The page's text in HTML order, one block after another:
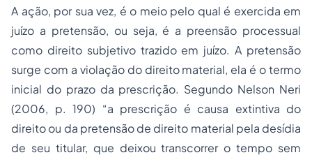
A ação, por sua vez, é o meio pelo qual é exercida em
juízo a pretensão, ou seja, é a preensão processual
como direito subjetivo trazido em juízo. A pretensão
surge com a violação do direito material, ela é o termo
inicial do prazo da prescrição. Segundo Nelson Neri
(2006, p. 190) “a prescrição é causa extintiva do
direito ou da pretensão de direito material pela desídia
de seu titular, que deixou transcorrer o tempo sem